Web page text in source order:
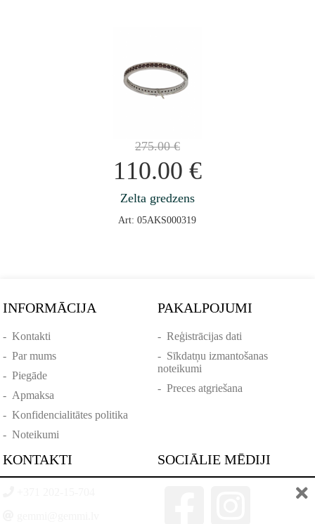
275.00€
110.00 €
Zelta gredzens
Art: 05AKS000319
INFORMĀCIJA
-Kontakti
-Par mums
-Piegāde
- Apmaksa
-Konfidencialitātes politika
-Noteikumi
PAKALPOJUMI
- Reģistrācijas dati
- Sīkdatņu izmantošanas
noteikumi
- Preces atgriešana
KONTAKTI SOCIĀLIE MĒDIJI